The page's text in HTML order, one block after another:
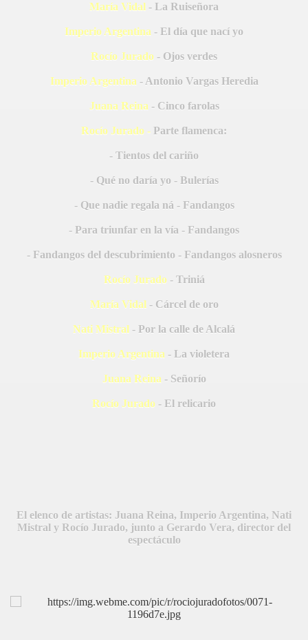
María Vidal - La Ruiseñora
Imperio Argentina - El día que nací yo
Rocío Jurado - Ojos verdes
Imperio Argentina - Antonio Vargas Heredia
Juana Reina - Cinco farolas
Rocío Jurado - Parte flamenca:
- Tientos del cariño
- Qué no daría yo - Bulerías
- Que nadie regala ná - Fandangos
- Para triunfar en la vía - Fandangos
- Fandangos del descubrimiento - Fandangos alosneros
Rocío Jurado- Triniá
María Vidal- Cárcel de oro
Nati Mistral - Por la calle de Alcalá
Imperio Argentina - La violetera
Juana Reina - Señorío
Rocío Jurado - El relicario
El elenco de artistas: Juana Reina, Imperio Argentina, Nati
Mistral y Rocío Jurado, junto a Gerardo Vera, director del
espectáculo
GRANDE